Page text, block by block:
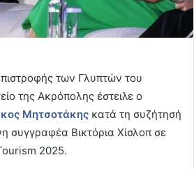
των Γλυπτών του
της Ακρόπολης έστειλε ο
Μητσοτάκης κατά τη συζήτησή
συγγραφέα Βικτόρια Χίσλοπ σε
2025.